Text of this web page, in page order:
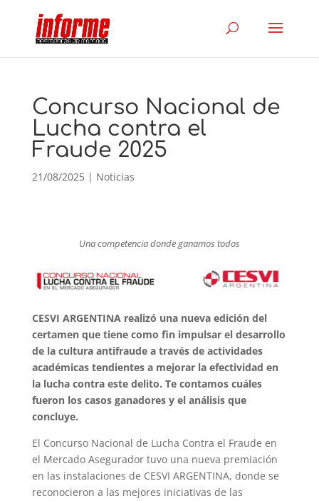
Concurso Nacional de
Lucha contra el
Fraude 2025
21/08/2025| Noticias
Una competencia donde ganamos todos
CESVI ARGENTINA realizó una nueva edición del
certamen que tiene como fin impulsar el desarrollo
de la cultura antifraude a través de actividades
académicas tendientes a mejorar la efectividad en
la lucha contra este delito. Te contamos cuáles
fueron los casos ganadores y el análisis que
concluye.
El Concurso Nacional de Lucha Contra el Fraude en
el Mercado Asegurador tuvo una nueva premiación
en las instalaciones de CESVI ARGENTINA, donde se
reconocieron a las mejores iniciativas de las